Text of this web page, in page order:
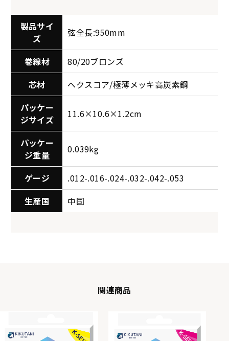
製品サイ
ズ
弦全長:950mm
巻線材
80/20ブロンズ
芯材
へクスコア/極薄メッキ高炭素鋼
パッケー
ジサイズ
11.6×10.6×1.2cm
パッケー
ジ重量
0.039kg
ゲージ
.012-.016-.024-.032-.042-.053
生産国
中国
関連商品